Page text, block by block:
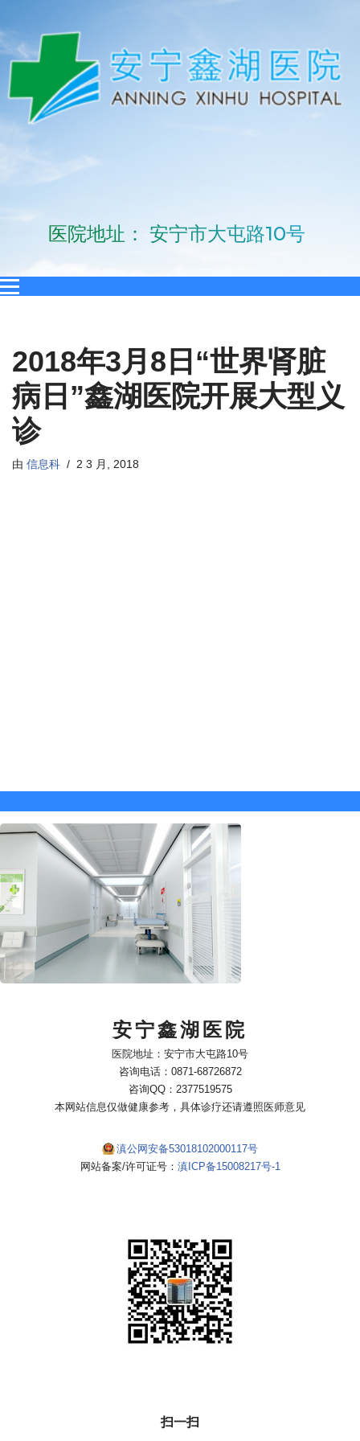
医院地址： 安宁市大屯路10号
2018年3月8日“世界肾脏
病日”鑫湖医院开展大型义
诊
由 信息科 2 3 月, 2018
安宁鑫湖医院
医院地址：安宁市大屯路10号
咨询电话：0871-68726872
咨询QQ：2377519575
本网站信息仅做健康参考，具体诊疗还请遵照医师意见
滇公网安备53018102000117号
网站备案/许可证号： 滇ICP备15008217号-1
扫一扫